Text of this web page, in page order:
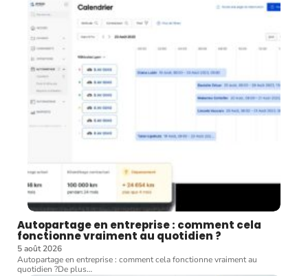
Autopartage en entreprise : comment cela
fonctionne vraiment au quotidien ?
5 août 2026
Autopartage en entreprise : comment cela fonctionne vraiment au
quotidien ?De plus…